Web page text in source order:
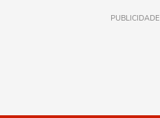
PUBLICIDADE